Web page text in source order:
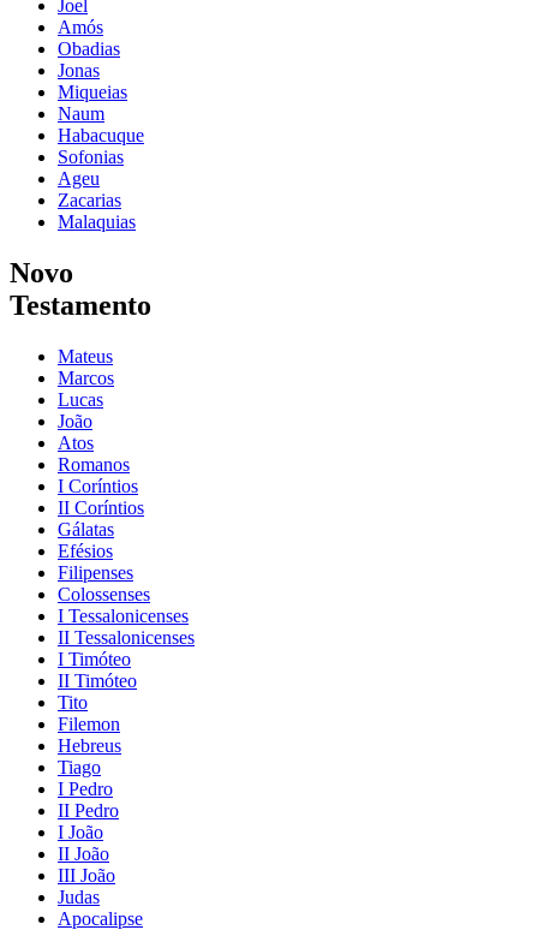
Joel
Amós
Obadias
Jonas
Miqueias
Naum
Habacuque
Sofonias
Ageu
Zacarias
Malaquias
Novo
Testamento
Mateus
Marcos
Lucas
João
Atos
Romanos
I Coríntios
II Coríntios
Gálatas
Efésios
Filipenses
Colossenses
I Tessalonicenses
II Tessalonicenses
I Timóteo
II Timóteo
Tito
Filemon
Hebreus
Tiago
I Pedro
II Pedro
I João
II João
III João
Judas
Apocalipse